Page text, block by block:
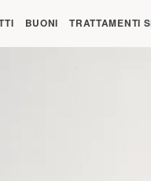
ore 09:00
BUONI TRATTAMENTI